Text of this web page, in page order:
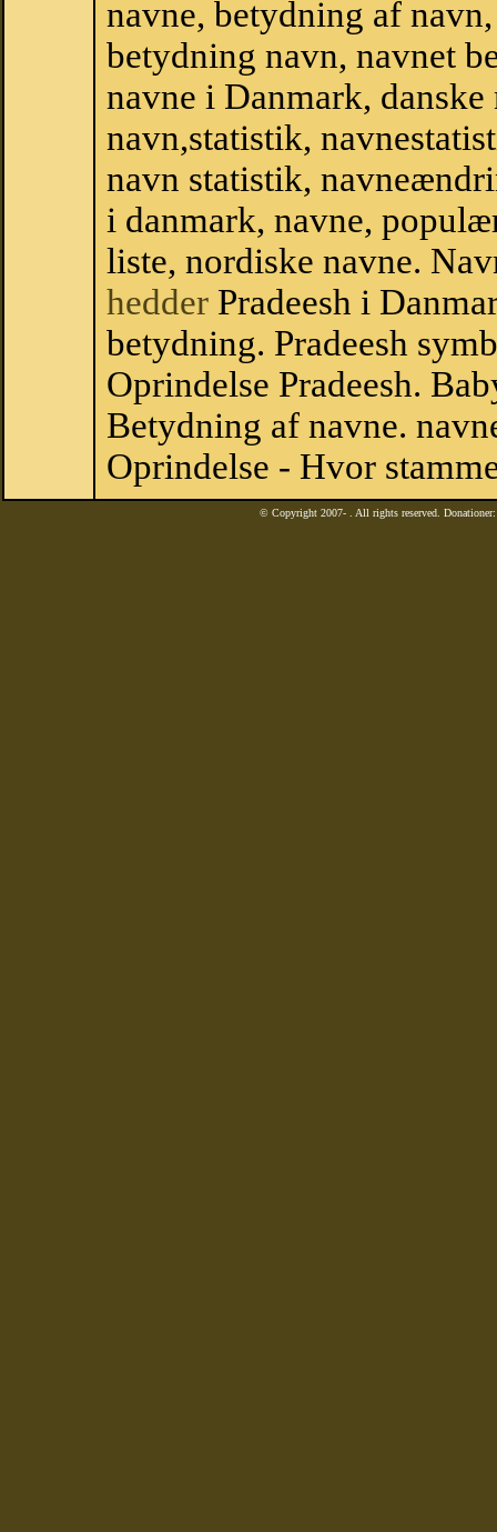
navne, betydning af
betydning navn, navnet
navne i Danmark,
navn,statistik,
navn statistik,
i danmark, navne,
liste, nordiske navne.
hedder Pradeesh i
betydning. Pradeesh
Oprindelse Pradeesh.
Betydning af navne.
Oprindelse - Hvor
© Copyright 2007- . All rights reserved.